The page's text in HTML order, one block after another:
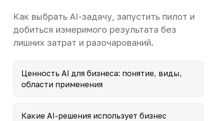
Как выбрать AI-задачу, запустить пилот и
добиться измеримого результата без
лишних затрат и разочарований.
Ценность AI для бизнеса: понятие, виды,
области применения
Какие AI-решения использует бизнес